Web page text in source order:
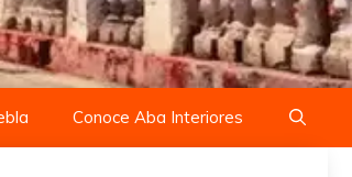
Conoce Aba Interiores